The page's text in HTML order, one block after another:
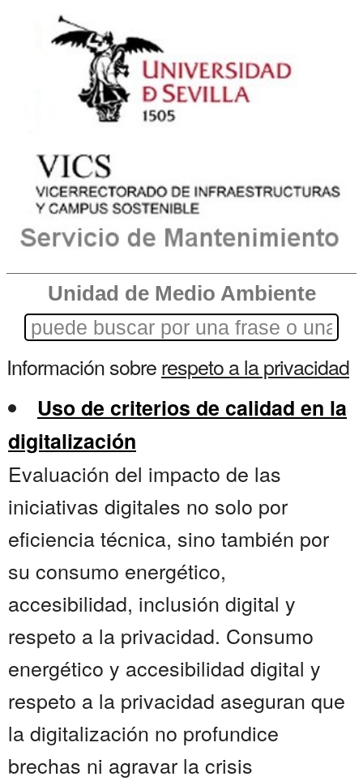
Unidad de Medio Ambiente
Información sobrerespeto a la privacidad
Uso de criterios de calidad en la
digitalización
Evaluación del impacto de las
iniciativas digitales no solo por
eficiencia técnica, sino también por
su consumo energético,
accesibilidad, inclusión digital y
respeto a la privacidad. Consumo
energético y accesibilidad digital y
respeto a la privacidad aseguran que
la digitalización no profundice
brechas ni agravar la crisis